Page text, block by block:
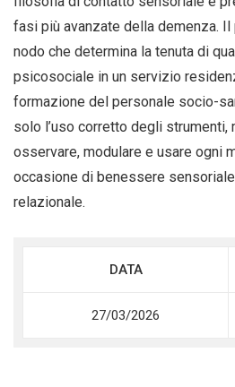
fasi più avanzate della demenza. Il
nodo che determina la tenuta di
psicosociale in un servizio
formazione del personale socio-
solo l’uso corretto degli strumenti,
osservare, modulare e usare ogni
occasione di benessere
relazionale.
DATA
27/03/2026